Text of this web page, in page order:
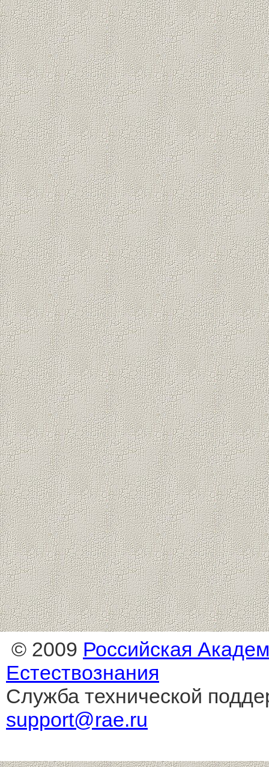
© 2009 Российская
Естествознания
Служба технической
support@rae.ru